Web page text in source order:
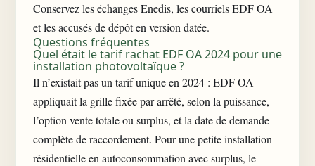
Conservez les échanges Enedis, les courriels EDF OA
et les accusés de dépôt en version datée.
Questions fréquentes
Quel était le tarif rachat EDF OA 2024 pour une
installation photovoltaïque ?
Il n’existait pas un tarif unique en 2024 : EDF OA
appliquait la grille fixée par arrêté, selon la puissance,
l’option vente totale ou surplus, et la date de demande
complète de raccordement. Pour une petite installation
résidentielle en autoconsommation avec surplus, le